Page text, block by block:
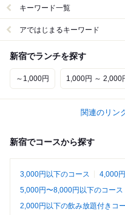
キーワード一覧
アではじまるキーワード
新宿でランチを探す
～1,000円 1,000円 ～ 2,000
関連のリン
新宿でコースから探す
3,000円以下のコース
4,000
5,000円〜8,000円以下のコース
2,000円以下の飲み放題付きコ